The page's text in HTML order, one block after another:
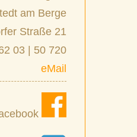
am Berge
Straße 21
03 | 50 720
eMail